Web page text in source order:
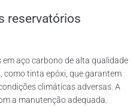
reservatórios
aço carbono de alta qualidade
como tinta epóxi, que garantem
climáticas adversas. A
a manutenção adequada.